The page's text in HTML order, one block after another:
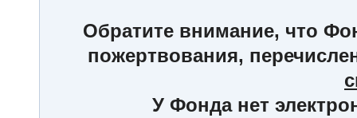
Обратите внимание, что
пожертвования,
У Фонда нет